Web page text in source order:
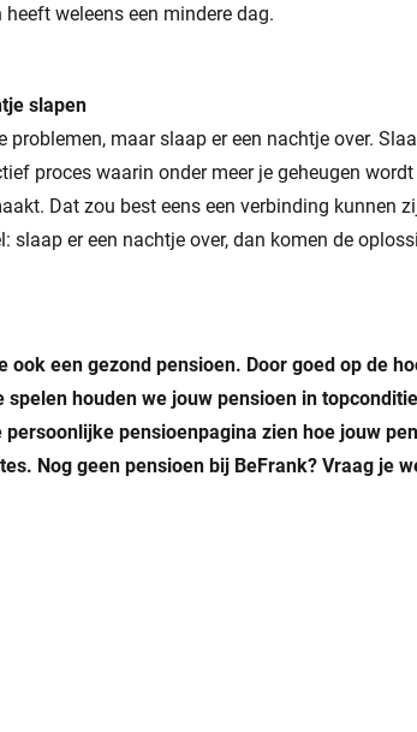
weleens een mindere dag.
slapen
maar slaap er een nachtje over.
proces waarin onder meer je geheugen
Dat zou best eens een verbinding kunnen
slaap er een nachtje over, dan komen de
ook een gezond pensioen. Door goed op de
houden we jouw pensioen in
persoonlijke pensioenpagina zien hoe jouw
Nog geen pensioen bij BeFrank? Vraag je